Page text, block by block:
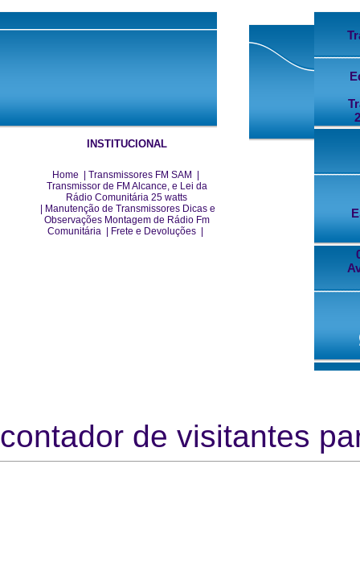
INSTITUCIONAL
Home Transmissores FM SAM
Transmissor de FM Alcance, e Lei da
Rádio Comunitária 25 watts
Manutenção de Transmissores Dicas e
Observações Montagem de Rádio Fm
Comunitária
Frete e Devoluções
contador de visitantes